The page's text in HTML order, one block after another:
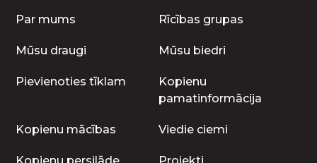
Par mums Rīcības grupas
Mūsu draugi Mūsu biedri
Pievienoties tīklam
Kopienu
pamatinformācija
Kopienu mācības Viedie ciemi
Kopienu persilāde Projekti